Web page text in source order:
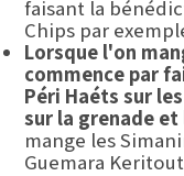
faisant la
Chips par
Lorsque l'on
commence par
Péri Haéts sur les
sur la grenade
mange les
Guemara